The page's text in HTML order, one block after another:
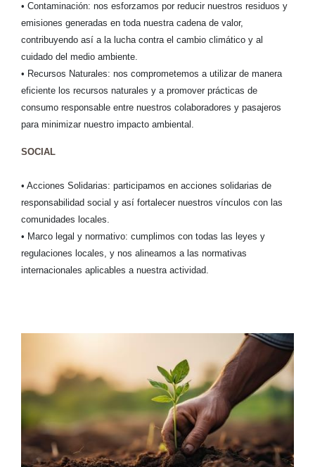
• Contaminación: nos esforzamos por reducir nuestros residuos y
emisiones generadas en toda nuestra cadena de valor,
contribuyendo así a la lucha contra el cambio climático y al
cuidado del medio ambiente.
• Recursos Naturales: nos comprometemos a utilizar de manera
eficiente los recursos naturales y a promover prácticas de
consumo responsable entre nuestros colaboradores y pasajeros
para minimizar nuestro impacto ambiental.
SOCIAL
• Acciones Solidarias: participamos en acciones solidarias de
responsabilidad social y así fortalecer nuestros vínculos con las
comunidades locales.
• Marco legal y normativo: cumplimos con todas las leyes y
regulaciones locales, y nos alineamos a las normativas
internacionales aplicables a nuestra actividad.